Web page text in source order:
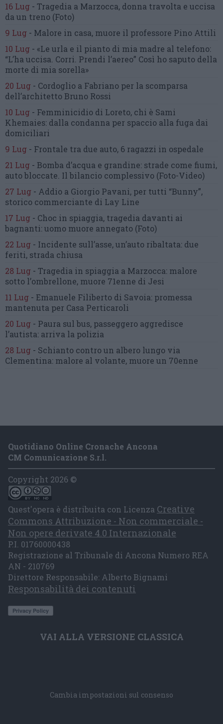
16 Lug - Tragedia a Marzocca, donna travolta e uccisa
da un treno (Foto)
9 Lug - Malore in casa, muore il professore Pino Attili
10 Lug - «Le urla e il pianto di mia madre al telefono:
“L’ha uccisa. Corri. Prendi l’aereo” Così ho saputo della
morte di mia sorella»
20 Lug - Cordoglio a Fabriano per la scomparsa
dell’architetto Bruno Rossi
10 Lug - Femminicidio di Loreto, chi è Sami
Khemaies: dalla condanna per spaccio alla fuga dai
domiciliari
9 Lug - Frontale tra due auto, 6 ragazzi in ospedale
21 Lug - Bomba d’acqua e grandine: strade come fiumi,
auto bloccate. Il bilancio complessivo (Foto-Video)
27 Lug - Addio a Giorgio Pavani, per tutti “Bunny”,
storico commerciante di Lay Line
17 Lug - Choc in spiaggia, tragedia davanti ai
bagnanti:uomo muore annegato (Foto)
22 Lug - Incidente sull’asse, un’auto ribaltata: due
feriti, strada chiusa
28 Lug - Tragedia in spiaggia a Marzocca: malore
sotto l’ombrellone, muore 71enne di Jesi
11 Lug - Emanuele Filiberto di Savoia: promessa
mantenuta per Casa Perticaroli
20 Lug - Paura sul bus, passeggero aggredisce
l’autista: arriva la polizia
28 Lug - Schianto contro un albero lungo via
Clementina: malore al volante, muore un 70enne
Quotidiano Online Cronache Ancona
CM Comunicazione S.r.l.
Copyright 2026 ©
Quest'opera è distribuita con Licenza Creative
Commons Attribuzione - Non commerciale -
Non opere derivate 4.0 Internazionale
P.I. 01760000438
Registrazione al Tribunale di Ancona Numero REA
AN - 210769
Direttore Responsabile: Alberto Bignami
Responsabilità dei contenuti
VAI ALLA VERSIONE CLASSICA
Cambia impostazioni sul consenso